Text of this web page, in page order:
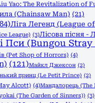
Yao: The Revitalization of
(Chainsaw Man) (21)
Ліга Легенд (League
League) (3)Лісова пісня -
Пси (Bungou Stray
(Pet Shop of Horrors) (4)
(121)Майкл Джексон (2)
принц (Le Petit Prince) (2)
Alcott) (4)Мандалорець (The
(The Garden of Sinners)) (3)